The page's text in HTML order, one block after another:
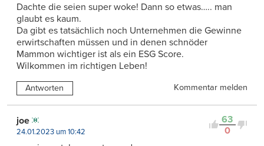
Dachte die seien super woke! Dann so etwas….. man
glaubt es kaum.
Da gibt es tatsächlich noch Unternehmen die Gewinne
erwirtschaften müssen und in denen schnöder
Mammon wichtiger ist als ein ESG Score.
Wilkommen im richtigen Leben!
Antworten Kommentar melden
63
0
joe
24.01.2023 um 10:42